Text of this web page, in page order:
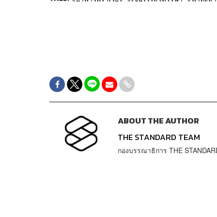
ABOUT THE AUTHOR
THE STANDARD TEAM
กองบรรณาธิการ THE